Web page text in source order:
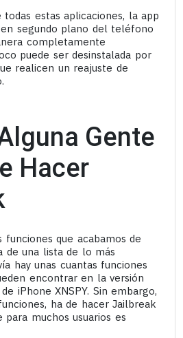
estas aplicaciones, la app
segundo plano del teléfono
completamente
puede ser desinstalada por
realicen un reajuste de
Gente
Hacer
que acabamos de
de una lista de lo más
hay unas cuantas funciones
encontrar en la versión
iPhone XNSPY. Sin embargo,
ha de hacer Jailbreak
para muchos usuarios es